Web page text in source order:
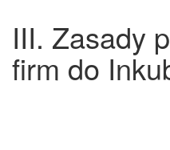
III. Zasady
firm do